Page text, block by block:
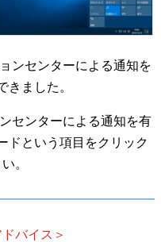
ンセンターによる通知を
きました。
センターによる通知を有
ドという項目をクリック
。
バイス＞